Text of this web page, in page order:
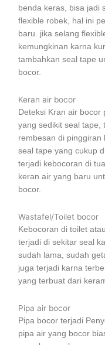
benda keras, bisa jadi
flexible robek, hal ini
baru. jika selang
kemungkinan karna
tambahkan seal tape
bocor.
Keran air bocor
Deteksi Kran air bocor
yang sedikit seal tape,
rembesan di pinggiran
seal tape yang cukup
terjadi kebocoran di
keran air yang baru
bocor.
Wastafel/Toilet bocor
Kebocoran di toilet
terjadi di sekitar seal
sudah lama, sudah
juga terjadi karna
yang terbuat dari
Pipa air bocor
Pipa bocor terjadi
pipa air yang bocor